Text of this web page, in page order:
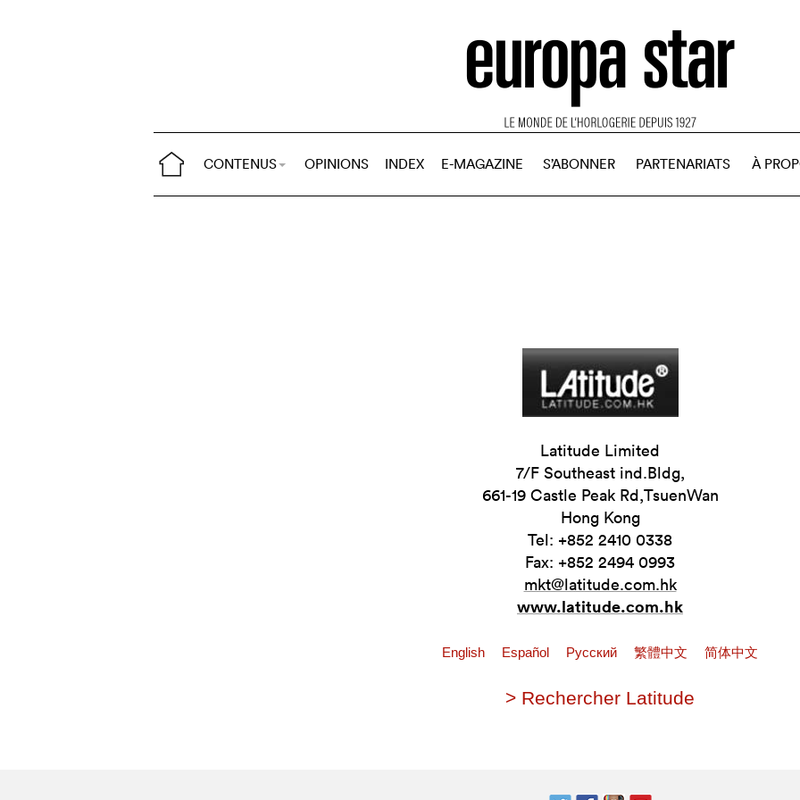
CONTENUS OPINIONS INDEX E-MAGAZINE S’ABONNER PARTENARIATS À
Latitude Limited
7/F Southeast ind.Bldg,
661-19 Castle Peak Rd,TsuenWan
Hong Kong
Tel: +852 2410 0338
Fax: +852 2494 0993
mkt@latitude.com.hk
www.latitude.com.hk
English Español Pусский 繁體中文 简体中文
> Rechercher Latitude